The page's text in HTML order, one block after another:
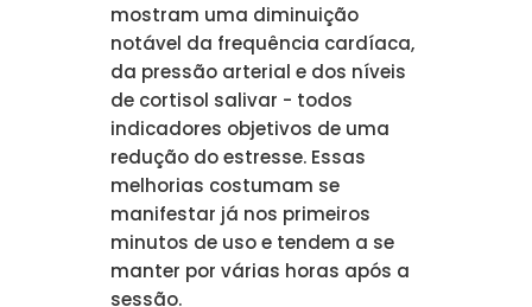
mostram uma diminuição
notável da frequência cardíaca,
da pressão arterial e dos níveis
de cortisol salivar - todos
indicadores objetivos de uma
redução do estresse. Essas
melhorias costumam se
manifestar já nos primeiros
minutos de uso e tendem a se
manter por várias horas após a
sessão.